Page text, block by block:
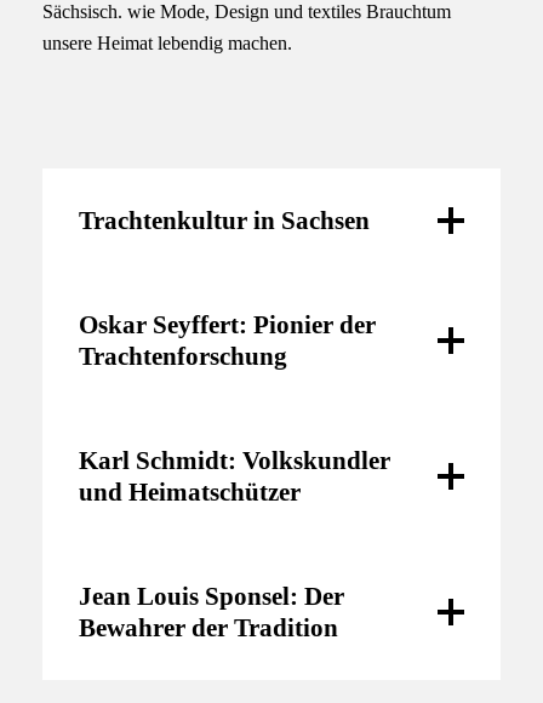
Sächsisch. wie Mode, Design und textiles Brauchtum
unsere Heimat lebendig machen.
Trachtenkultur in Sachsen
Oskar Seyffert: Pionier der
Trachtenforschung
Museums für Sächsische Volkskunst
Karl Schmidt: Volkskundler
und Heimatschützer
Jean Louis Sponsel: Der
Bewahrer der Tradition